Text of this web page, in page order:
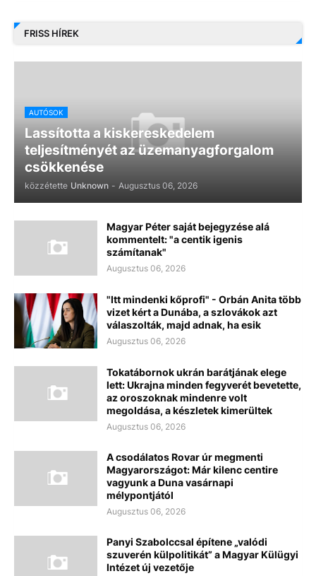
FRISS HÍREK
AUTÓSOK
Lassította a kiskereskedelem
teljesítményét az üzemanyagforgalom
csökkenése
közzétette Unknown - Augusztus 06, 2026
Magyar Péter saját bejegyzése alá
kommentelt: "a centik igenis
számítanak"
Augusztus 06, 2026
"Itt mindenki kőprofi" - Orbán Anita több
vizet kért a Dunába, a szlovákok azt
válaszolták, majd adnak, ha esik
Augusztus 06, 2026
Tokatábornok ukrán barátjának elege
lett: Ukrajna minden fegyverét bevetette,
az oroszoknak mindenre volt
megoldása, a készletek kimerültek
Augusztus 06, 2026
A csodálatos Rovar úr megmenti
Magyarországot: Már kilenc centire
vagyunk a Duna vasárnapi
mélypontjától
Augusztus 06, 2026
Panyi Szabolccsal építene „valódi
szuverén külpolitikát” a Magyar Külügyi
Intézet új vezetője